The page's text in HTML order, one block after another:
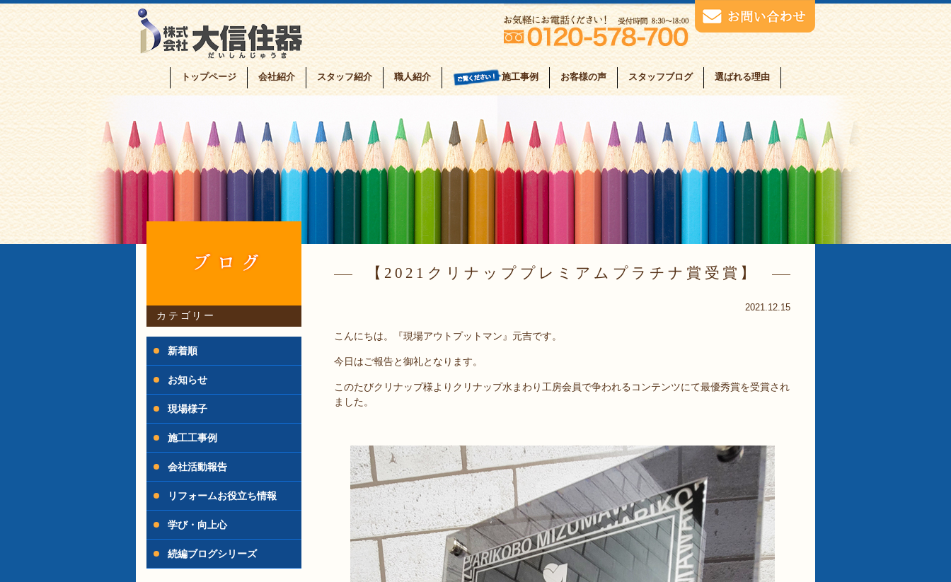
トップページ 会社紹介 スタッフ紹介 職人紹介 施工事例 お客様の声 スタッフブログ 選ばれる理由
2021クリナッププレミアムプラチナ賞受賞
2021.12.15
こんにちは。『現場アウトプットマン』元吉です。
今日はご報告と御礼となります。
このたびクリナップ様よりクリナップ水まわり工房会員で争われるコンテンツにて最優秀賞を受賞され
ました。
カテゴリー
新着順
お知らせ
現場様子
施工工事例
会社活動報告
リフォームお役立ち情報
学び・向上心
続編ブログシリーズ